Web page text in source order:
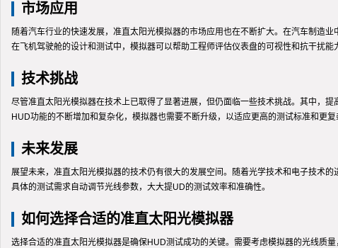
市场应用
随着汽车行业的快速发展，准直太阳光模拟器的市场应用也在不断扩大。在汽车制造
在飞机驾驶舱的设计和测试中，模拟器可以帮助工程师评估仪表盘的可视性和抗干扰能
技术挑战
尽管准直太阳光模拟器在技术上已取得了显著进展，但仍面临一些技术挑战。其中，
HUD功能的不断增加和复杂化，模拟器也需要不断升级，以适应更高的测试标准和更复
未来发展
展望未来，准直太阳光模拟器的技术仍有很大的发展空间。随着光学技术和电子技术
具体的测试需求自动调节光线参数，大大提UD的测试效率和准确性。
如何选择合适的准直太阳光模拟器
选择合适的准直太阳光模拟器是确保HUD测试成功的关键。需要考虑模拟器的光线质